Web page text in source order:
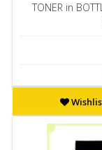
TONER in